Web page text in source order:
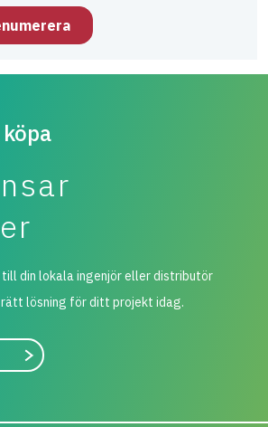
din lokala ingenjör eller distributör
lösning för ditt projekt idag.
Påbörja sökning